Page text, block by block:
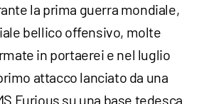
la prima guerra mondiale,
bellico offensivo, molte
in portaerei e nel luglio
attacco lanciato da una
Furious su una base tedesca